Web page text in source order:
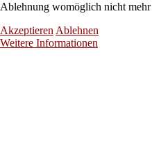
Ablehnung womöglich nicht
Akzeptieren Ablehnen
Weitere Informationen